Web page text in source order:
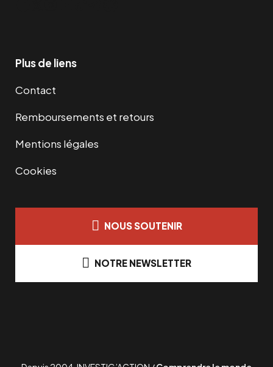
Plus de liens
Contact
Remboursements et retours
Mentions légales
Cookies
NOUS SOUTENIR
NOTRE NEWSLETTER